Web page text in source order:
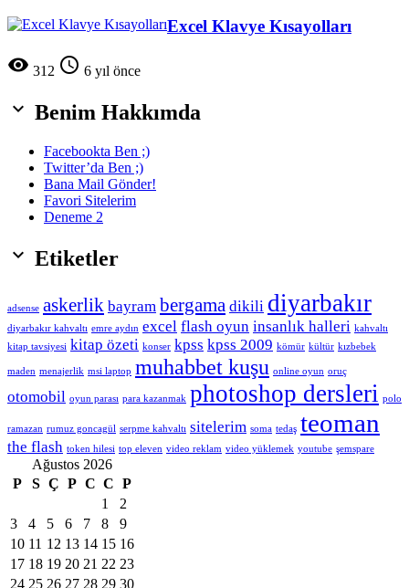
Excel Klavye Kısayolları
 312  6 yıl önce
 Benim Hakkımda
Facebookta Ben ;)
Twitter’da Ben ;)
Bana Mail Gönder!
Favori Sitelerim
Deneme 2
 Etiketler
adsense askerlik bayram bergama dikili diyarbakır
diyarbakır kahvaltı emre aydın excel flash oyun insanlık halleri kahvaltı
kitap tavsiyesi kitap özeti konser kpss kpss 2009 kömür kültür kızbebek
maden menajerlik msi laptop muhabbet kuşu online oyun oruç
otomobil oyun parası para kazanmak photoshop dersleri polo
ramazan rumuz goncagül serpme kahvaltı sitelerim soma tedaş teoman
the flash token hilesi top eleven video reklam video yüklemek youtube şemspare
Ağustos 2026
P
S Ç P C C P
1
2
3
4 5 6 7 8
9
10 11 12 13 14 15 16
17 18 19 20 21 22 23
24 25 26 27 28 29 30